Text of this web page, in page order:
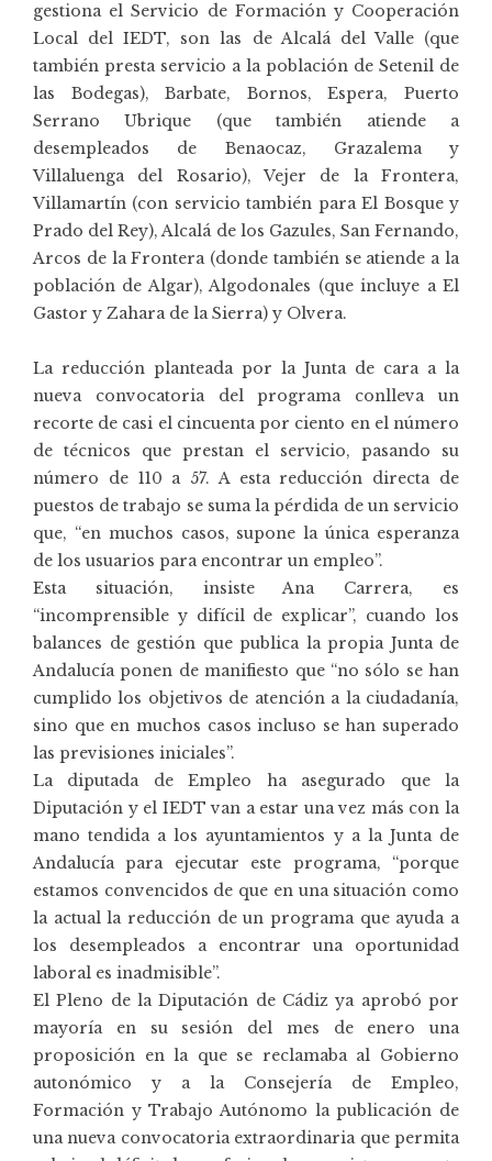
gestiona el Servicio de Formación y Cooperación
Local del IEDT, son las de Alcalá del Valle (que
también presta servicio a la población de Setenil de
las Bodegas), Barbate, Bornos, Espera, Puerto
Serrano Ubrique (que también atiende a
desempleados de Benaocaz, Grazalema y
Villaluenga del Rosario), Vejer de la Frontera,
Villamartín (con servicio también para El Bosque y
Prado del Rey), Alcalá de los Gazules, San Fernando,
Arcos de la Frontera (donde también se atiende a la
población de Algar), Algodonales (que incluye a El
Gastor y Zahara de la Sierra) y Olvera.
La reducción planteada por la Junta de cara a la
nueva convocatoria del programa conlleva un
recorte de casi el cincuenta por ciento en el número
de técnicos que prestan el servicio, pasando su
número de 110 a 57. A esta reducción directa de
puestos de trabajo se suma la pérdida de un servicio
que, “en muchos casos, supone la única esperanza
de los usuarios para encontrar un empleo”.
Esta situación, insiste Ana Carrera, es
“incomprensible y difícil de explicar”, cuando los
balances de gestión que publica la propia Junta de
Andalucía ponen de manifiesto que “no sólo se han
cumplido los objetivos de atención a la ciudadanía,
sino que en muchos casos incluso se han superado
las previsiones iniciales”.
La diputada de Empleo ha asegurado que la
Diputación y el IEDT van a estar una vez más con la
mano tendida a los ayuntamientos y a la Junta de
Andalucía para ejecutar este programa, “porque
estamos convencidos de que en una situación como
la actual la reducción de un programa que ayuda a
los desempleados a encontrar una oportunidad
laboral es inadmisible”.
El Pleno de la Diputación de Cádiz ya aprobó por
mayoría en su sesión del mes de enero una
proposición en la que se reclamaba al Gobierno
autonómico y a la Consejería de Empleo,
Formación y Trabajo Autónomo la publicación de
una nueva convocatoria extraordinaria que permita